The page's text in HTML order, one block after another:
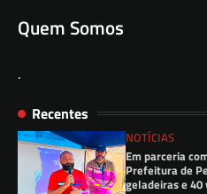
Quem Somos
.
Recentes
NOTÍCIAS
Em parceria
Prefeitura de
geladeiras e